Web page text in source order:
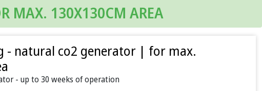
MAX. 130X130CM AREA
- natural co2 generator | for max.
- up to 30 weeks of operation